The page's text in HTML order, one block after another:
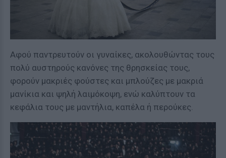
Αφού παντρευτούν οι γυναίκες, ακολουθώντας τους
πολύ αυστηρούς κανόνες της θρησκείας τους,
φορούν μακριές φούστες και μπλούζες με μακριά
μανίκια και ψηλή λαιμόκοψη, ενώ καλύπτουν τα
κεφάλια τους με μαντήλια, καπέλα ή περούκες.